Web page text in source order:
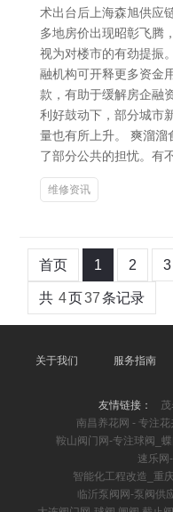
术出台后上海森旭供应
多地房价出现昭彰飞腾
视为对楼市的有劲提振
融机构可开释更多资金
款，有助于缓解房企融
利好鼓动下，部分城市
量也有所上升。 爽溜溜
了部分公共的担忧。有
维修资讯
首页 1 2 3
共 4页37条记录
关于我们 服务指南
友情链接：
南昌养花网 - 专注
鞍山阀门网-专注球阀_
速乐网
智能化工程改造_重
临沂泵阀网-泵阀供